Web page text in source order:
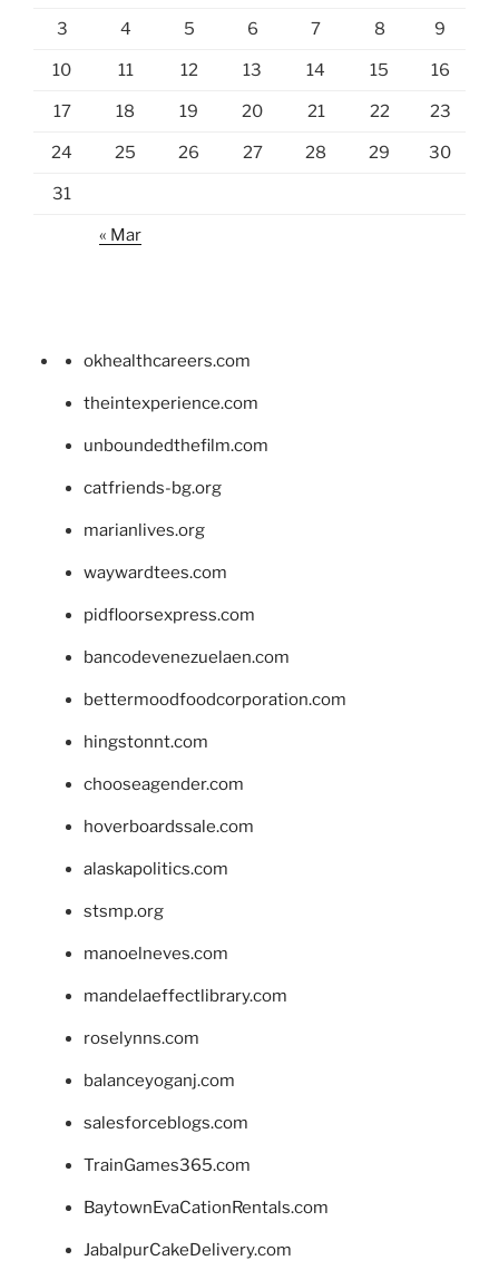
3 4 5 6 7 8 9
10 11 12 13 14 15 16
17 18 19 20 21 22 23
24 25 26 27 28 29 30
31
« Mar
okhealthcareers.com
theintexperience.com
unboundedthefilm.com
catfriends-bg.org
marianlives.org
waywardtees.com
pidfloorsexpress.com
bancodevenezuelaen.com
bettermoodfoodcorporation.com
hingstonnt.com
chooseagender.com
hoverboardssale.com
alaskapolitics.com
stsmp.org
manoelneves.com
mandelaeffectlibrary.com
roselynns.com
balanceyoganj.com
salesforceblogs.com
TrainGames365.com
BaytownEvaCationRentals.com
JabalpurCakeDelivery.com